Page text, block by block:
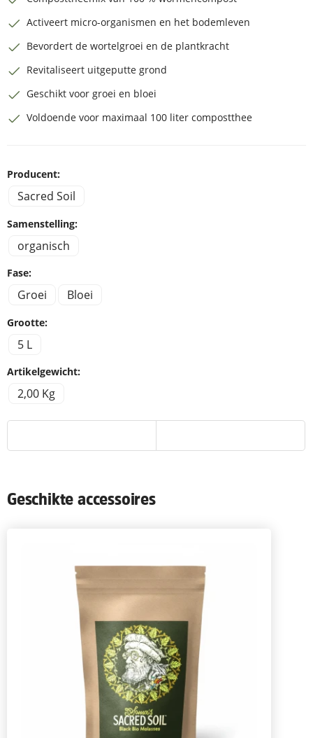
Activeert micro-organismen en het bodemleven
Bevordert de wortelgroei en de plantkracht
Revitaliseert uitgeputte grond
Geschikt voor groei en bloei
Voldoende voor maximaal 100 liter compostthee
Producent:
Sacred Soil
Samenstelling:
organisch
Fase:
Groei Bloei
Grootte:
5 L
Artikelgewicht:
2,00 Kg
Geschikte accessoires